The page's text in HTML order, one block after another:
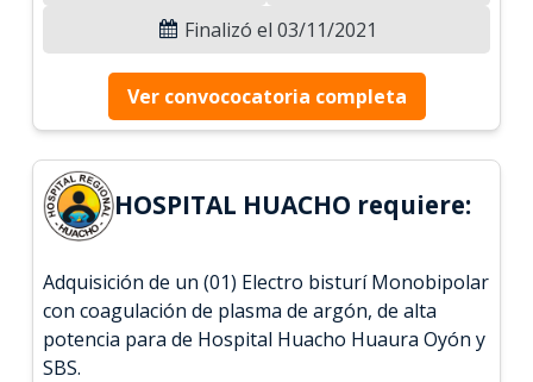
Finalizó el 03/11/2021
Ver convococatoria completa
HOSPITAL HUACHO requiere:
Adquisición de un (01) Electro bisturí Monobipolar
con coagulación de plasma de argón, de alta
potencia para de Hospital Huacho Huaura Oyón y
SBS.